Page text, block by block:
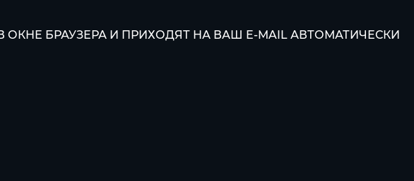
БРАУЗЕРА И ПРИХОДЯТ НА ВАШ E-MAIL АВТОМАТИЧЕСКИ